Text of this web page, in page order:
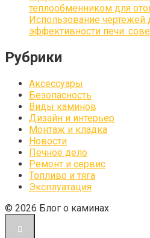
теплообменником для
Использование
эффективности печи:
Рубрики
Аксессуары
Безопасность
Виды каминов
Дизайн и интерьер
Монтаж и кладка
Новости
Печное дело
Ремонт и сервис
Топливо и тяга
Эксплуатация
© 2026 Блог о каминах